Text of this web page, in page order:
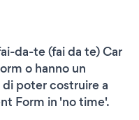
da-te (fai da te) Car
o hanno un
poter costruire a
Form in 'no time'.